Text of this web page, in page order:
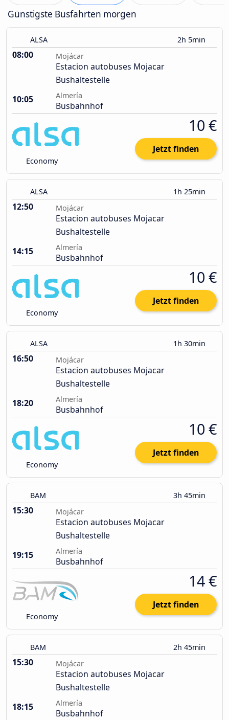
Günstigste Busfahrten morgen
ALSA 2h 5min
08:00 Mojácar
Estacion autobuses Mojacar
Bushaltestelle
10:05
Almería
Busbahnhof
Economy
10 €
Jetzt finden
ALSA 1h 25min
12:50 Mojácar
Estacion autobuses Mojacar
Bushaltestelle
14:15
Almería
Busbahnhof
Economy
10 €
Jetzt finden
ALSA 1h 30min
16:50 Mojácar
Estacion autobuses Mojacar
Bushaltestelle
18:20
Almería
Busbahnhof
Economy
10 €
Jetzt finden
BAM 3h 45min
15:30 Mojácar
Estacion autobuses Mojacar
Bushaltestelle
19:15
Almería
Busbahnhof
Economy
14 €
Jetzt finden
BAM 2h 45min
15:30 Mojácar
Estacion autobuses Mojacar
Bushaltestelle
18:15
Almería
Busbahnhof